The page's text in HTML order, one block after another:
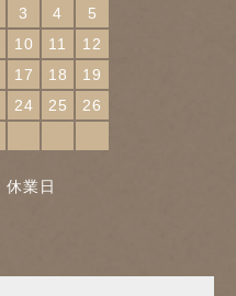
3 4
5
10 11
12
17 18
19
24 25
26
休業日